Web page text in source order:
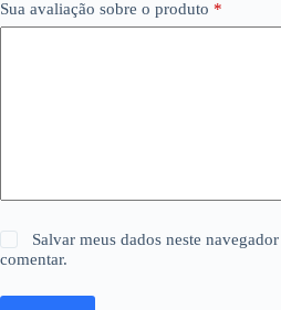
Sua avaliação sobre o produto *
Salvar meus dados neste
comentar.